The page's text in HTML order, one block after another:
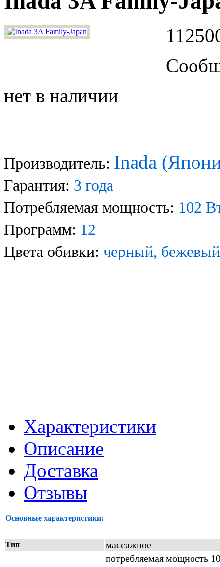
нет в наличии
Производитель: Inada
Гарантия: 3 года
Потребляемая мощность: 102
Программ: 12
Цвета обивки: черный, бежевый
Характеристики
Описание
Доставка
Отзывы
Основные характеристики:
Тип массажное
потребляемая мощность